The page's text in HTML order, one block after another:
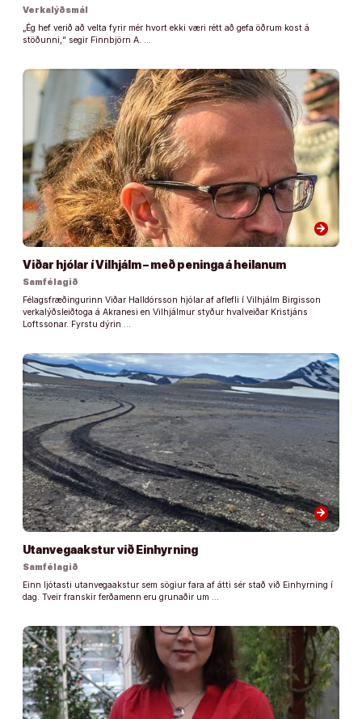
Verkalýðsmál
„Ég hef verið að velta fyrir mér hvort ekki væri rétt að gefa öðrum kost á
stöðunni,“ segir Finnbjörn A. …
arrow_forward
Viðar hjólar í Vilhjálm – með peninga á heilanum
Samfélagið
Félagsfræðingurinn Viðar Halldórsson hjólar af aflefli í Vilhjálm Birgisson
verkalýðsleiðtoga á Akranesi en Vilhjálmur styður hvalveiðar Kristjáns
Loftssonar. Fyrstu dýrin …
arrow_forward
Utanvegaakstur við Einhyrning
Samfélagið
Einn ljótasti utanvegaakstur sem sögiur fara af átti sér stað við Einhyrning í
dag. Tveir franskir ferðamenn eru grunaðir um …